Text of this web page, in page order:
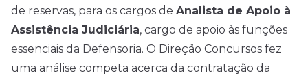
de reservas, para os cargos de Analista de Apoio à
Assistência Judiciária, cargo de apoio às funções
essenciais da Defensoria. O Direção Concursos fez
uma análise competa acerca da contratação da